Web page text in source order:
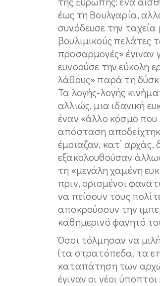
έως τη Βουλγαρία,
συνόδευσε την
βουλιμικούς πελάτες
προσαρμογές» έγιναν
ευνοούσε την εύκολη
λάθους» παρά τη
Τα λογής-λογής
αλλιώς, μια ιδανική
έναν «άλλο κόσμο που
απόσταση
έμοιαζαν, κατ’ αρχάς,
εξακολουθούσαν
τη «μεγάλη χαμένη
πριν, ορισμένοι
να πείσουν τους
αποκρούσουν την
καθημερινό φαγητό
Όσοι τόλμησαν να
(τα στρατόπεδα, τα
καταπάτηση των
έγιναν οι νέοι